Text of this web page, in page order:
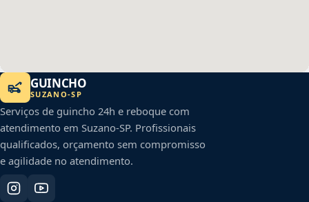
GUINCHO
SUZANO-SP
Serviços de guincho 24h e reboque com
atendimento em Suzano-SP. Profissionais
qualificados, orçamento sem compromisso
e agilidade no atendimento.